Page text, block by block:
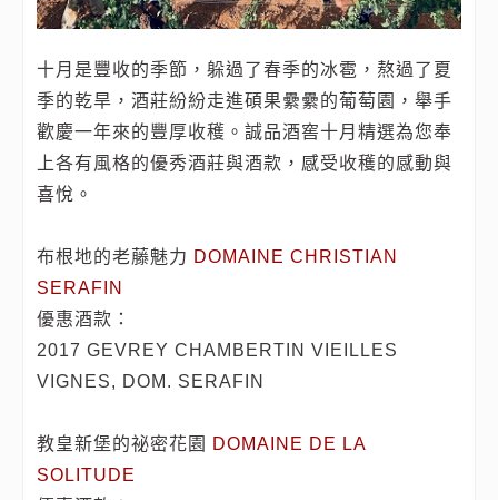
十月是豐收的季節，躲過了春季的冰雹，熬過了夏
季的乾旱，酒莊紛紛走進碩果纍纍的葡萄園，舉手
歡慶一年來的豐厚收穫。誠品酒窖十月精選為您奉
上各有風格的優秀酒莊與酒款，感受收穫的感動與
喜悅。
布根地的老藤魅力 DOMAINE CHRISTIAN
SERAFIN
優惠酒款：
2017 GEVREY CHAMBERTIN VIEILLES
VIGNES, DOM. SERAFIN
教皇新堡的祕密花園
DOMAINE DE LA
SOLITUDE